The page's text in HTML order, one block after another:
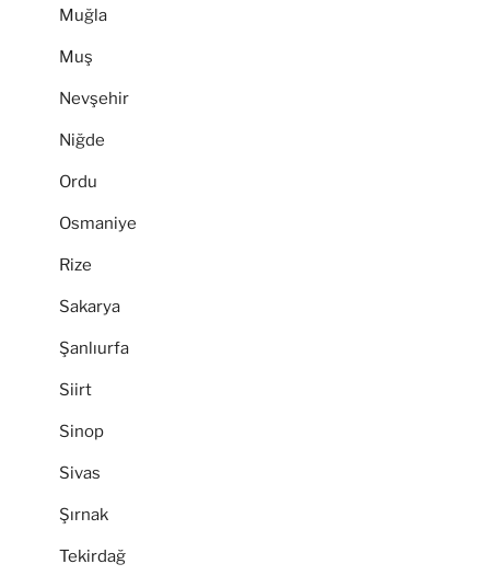
Muğla
Muş
Nevşehir
Niğde
Ordu
Osmaniye
Rize
Sakarya
Şanlıurfa
Siirt
Sinop
Sivas
Şırnak
Tekirdağ